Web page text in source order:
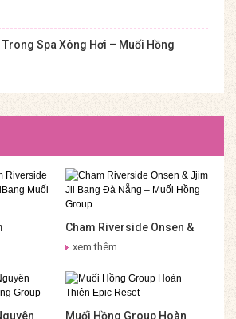
Spa Xông Hơi – Muối Hồng
&
Cham Riverside Onsen &
Jjim Jil Bang Đà Nẵng –
xem thêm
Muối Hồng Group Hoàn